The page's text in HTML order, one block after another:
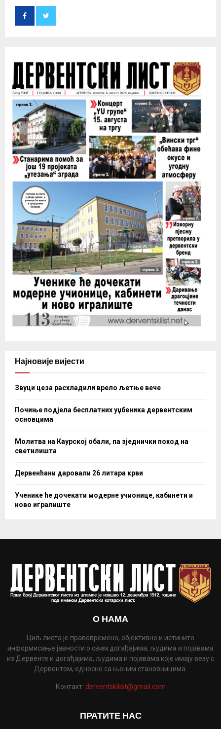
H
Најновије вијести
Звуци цеза расхладили врело љетње вече
Почиње подјела бесплатних уџбеника дервентским
основцима
Молитва на Каурској обали, па зједнички поход на
светилишта
Дервенћани даровали 26 литара крви
Ученике ће дочекати модерне учионице, кабинети и
ново игралиште
О НАМА
Циљ листа је правовремено, објективно и истинито
информисање јавности о свим догађајима, људима и појавама
из Дервенте и догађајима, људима и појавама које имају везу с
Дервентом, односно са њеним становницима.
Контакт: derventskilist@gmail.com
ПРАТИТЕ НАС